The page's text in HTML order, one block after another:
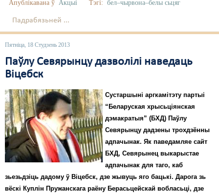
Апублікавана ў Акцыі Тэгі: бел–чырвона–белы сьцяг
Падрабязьней ...
Пятніца, 18 Студзень 2013
Паўлу Севярынцу дазволілі наведаць
Віцебск
Сустаршыні аргкамітэту партыі
“Беларуская хрысьціянская
дэмакратыя” (БХД) Паўлу
Севярынцу дадзены трохдзённы
адпачынак. Як паведамляе сайт
БХД, Севярынец выкарыстае
адпачынак для таго, каб
зьезьдзіць дадому ў Віцебск, дзе жывуць яго бацькі. Дарога зь
вёскі Куплін Пружанскага раёну Берасьцейскай вобласьці, дзе